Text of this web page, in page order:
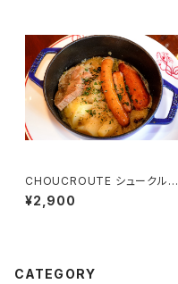
CHOUCROUTE シュークルー
ト （1名様用）
¥2,900
CATEGORY